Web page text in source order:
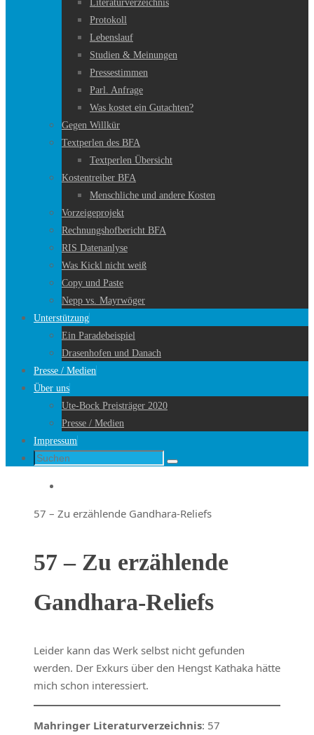
Literaturverzeichnis
Protokoll
Lebenslauf
Studien & Meinungen
Pressestimmen
Parl. Anfrage
Was kostet ein Gutachten?
Gegen Willkür
Textperlen des BFA
Textperlen Übersicht
Kostentreiber BFA
Menschliche und andere Kosten
Vorzeigeprojekt
Rechnungshofbericht BFA
RIS Datenanlyse
Was Kickl nicht weiß
Copy und Paste
Nepp vs. Mayrwöger
Unterstützung
Ein Paradebeispiel
Drasenhofen und Danach
Presse / Medien
Über uns
Ute-Bock Preisträger 2020
Presse / Medien
Impressum
Suche
Suchen
Startseite
57 – Zu erzählende Gandhara-Reliefs
57 – Zu erzählende
Gandhara-Reliefs
Leider kann das Werk selbst nicht gefunden
werden. Der Exkurs über den Hengst Kathaka hätte
mich schon interessiert.
Mahringer Literaturverzeichnis: 57